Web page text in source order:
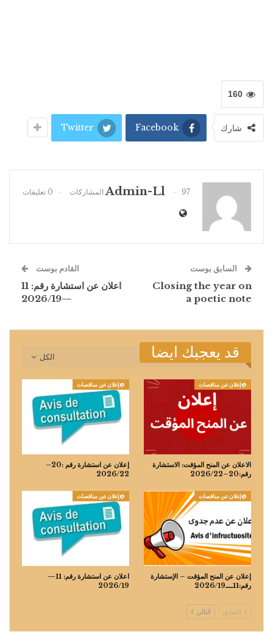
160
شارك Facebook
Twitter
Admin-Ll 97 المشاركات 0 تعليقات
السابق بوست
Closing the year on
a poetic note
القادم بوست
اعلان عن استشارة رقم: 11
—2026/19
الكل قد يعجبك ايضا
@إعلان عن مناقصات
الاعلان عن المنح المؤقت: الاستشارة
رقم:20–2026/22
@إعلان عن مناقصات
إعلان عن استشارة رقم :20–
2026/22
@إعلان عن مناقصات
إعلان عن المنح المؤقت – الإستشارة
رقم:11ــــ2026/19
@إعلان عن مناقصات
اعلان عن استشارة رقم: 11—
2026/19
السابق التالي